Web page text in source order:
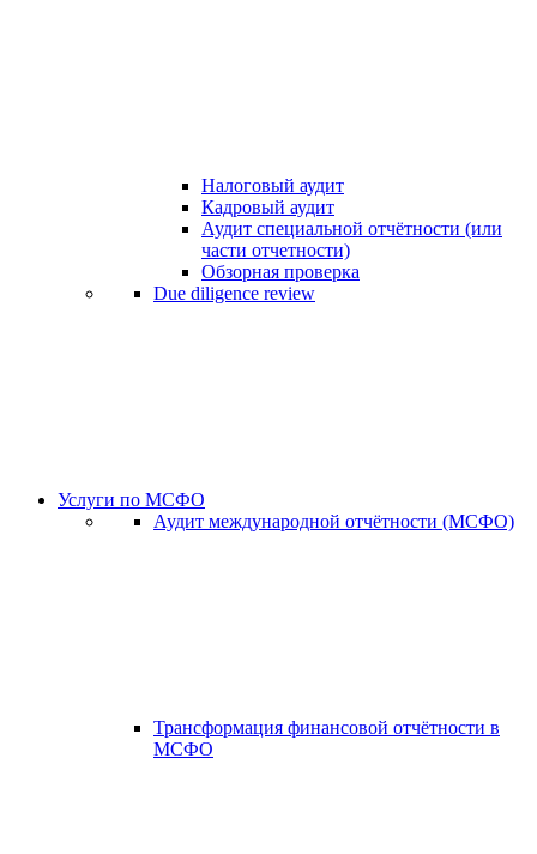
Налоговый аудит
Кадровый аудит
Аудит специальной отчётности (или
части отчетности)
Обзорная проверка
Due diligence review
Услуги по МСФО
Аудит международной отчётности (МСФО)
Трансформация финансовой отчётности в
МСФО